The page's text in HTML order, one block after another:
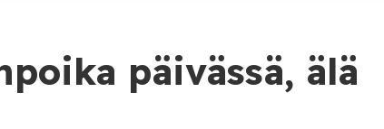
päivässä, älä